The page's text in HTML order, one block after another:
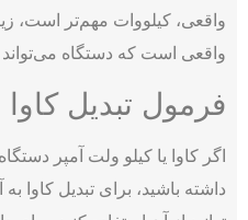
واقعی، کیلووات مهم‌تر است،
واقعی است که دستگاه می‌تواند
فرمول تبدیل کاوا
اگر کاوا یا کیلو ولت آمپر
داشته باشید، برای تبدیل کاوا